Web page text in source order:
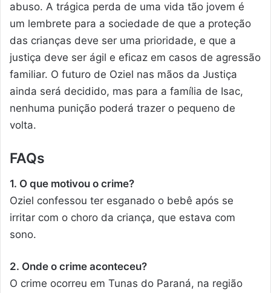
abuso. A trágica perda de uma vida tão jovem é
um lembrete para a sociedade de que a proteção
das crianças deve ser uma prioridade, e que a
justiça deve ser ágil e eficaz em casos de agressão
familiar. O futuro de Oziel nas mãos da Justiça
ainda será decidido, mas para a família de Isac,
nenhuma punição poderá trazer o pequeno de
volta.
FAQs
1. O que motivou o crime?
Oziel confessou ter esganado o bebê após se
irritar com o choro da criança, que estava com
sono.
2. Onde o crime aconteceu?
O crime ocorreu em Tunas do Paraná, na região